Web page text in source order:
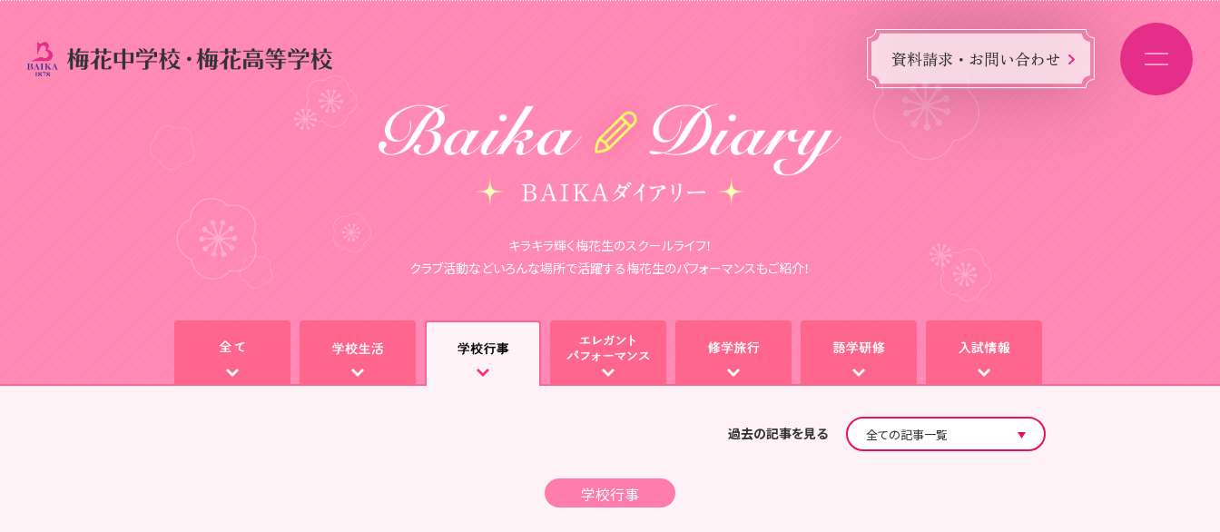
資料請求・お問い合わせ
キラキラ輝く梅花生のスクールライフ！
クラブ活動などいろんな場所で活躍する梅花生のパフォーマンスもご紹介！
過去の記事を見る
学校行事